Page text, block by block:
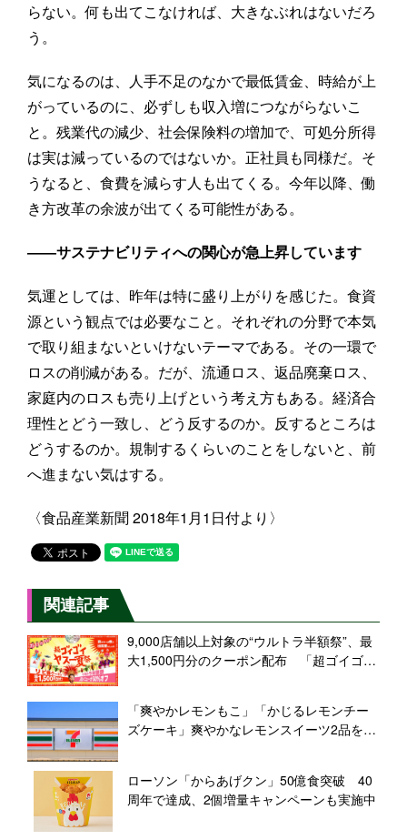
らない。何も出てこなければ、大きなぶれはないだろ
う。
気になるのは、人手不足のなかで最低賃金、時給が上
がっているのに、必ずしも収入増につながらないこ
と。残業代の減少、社会保険料の増加で、可処分所得
は実は減っているのではないか。正社員も同様だ。そ
うなると、食費を減らす人も出てくる。今年以降、働
き方改革の余波が出てくる可能性がある。
――サステナビリティへの関心が急上昇しています
気運としては、昨年は特に盛り上がりを感じた。食資
源という観点では必要なこと。それぞれの分野で本気
で取り組まないといけないテーマである。その一環で
ロスの削減がある。だが、流通ロス、返品廃棄ロス、
家庭内のロスも売り上げという考え方もある。経済合
理性とどう一致し、どう反するのか。反するところは
どうするのか。規制するくらいのことをしないと、前
へ進まない気はする。
〈食品産業新聞 2018年1月1日付より〉
関連記事
9,000店舗以上対象の“ウルトラ半額祭”、最
大1,500円分のクーポン配布 「超ゴイゴイ
「爽やかレモンもこ」「かじるレモンチー
ズケーキ」爽やかなレモンスイーツ2品を発
ローソン「からあげクン」50億食突破 40
周年で達成、2個増量キャンペーンも実施中